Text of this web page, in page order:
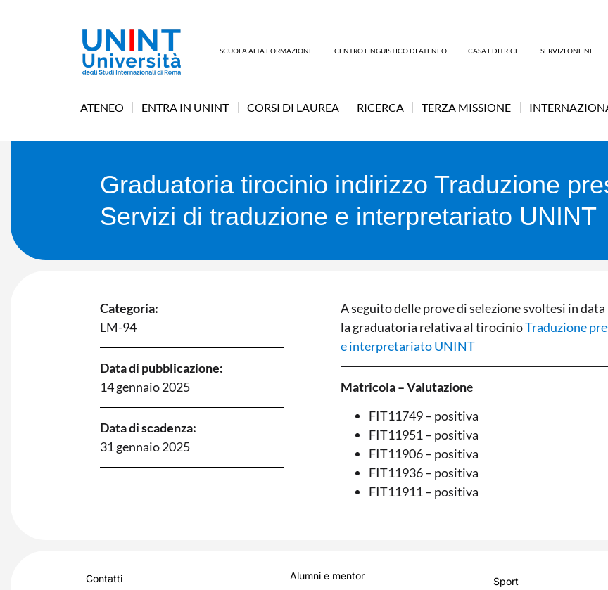
SCUOLA ALTA FORMAZIONE CENTRO LINGUISTICO DI ATENEO CASA EDITRICE SERVIZI ONLINE
ATENEO ENTRA IN UNINT CORSI DI LAUREA RICERCA TERZA MISSIONE
Graduatoria tirocinio indirizzo Traduzione
Servizi di traduzione e interpretariato UNINT
Categoria:
LM-94
Data di pubblicazione:
14 gennaio 2025
Data di scadenza:
31 gennaio 2025
A seguito delle prove di selezione svoltesi in
la graduatoria relativa al tirocinioTraduzione
e interpretariato UNINT
Matricola – Valutazione
FIT11749 – positiva
FIT11951 – positiva
FIT11906 – positiva
FIT11936 – positiva
FIT11911 – positiva
Contatti
Alumni e mentor
Sport